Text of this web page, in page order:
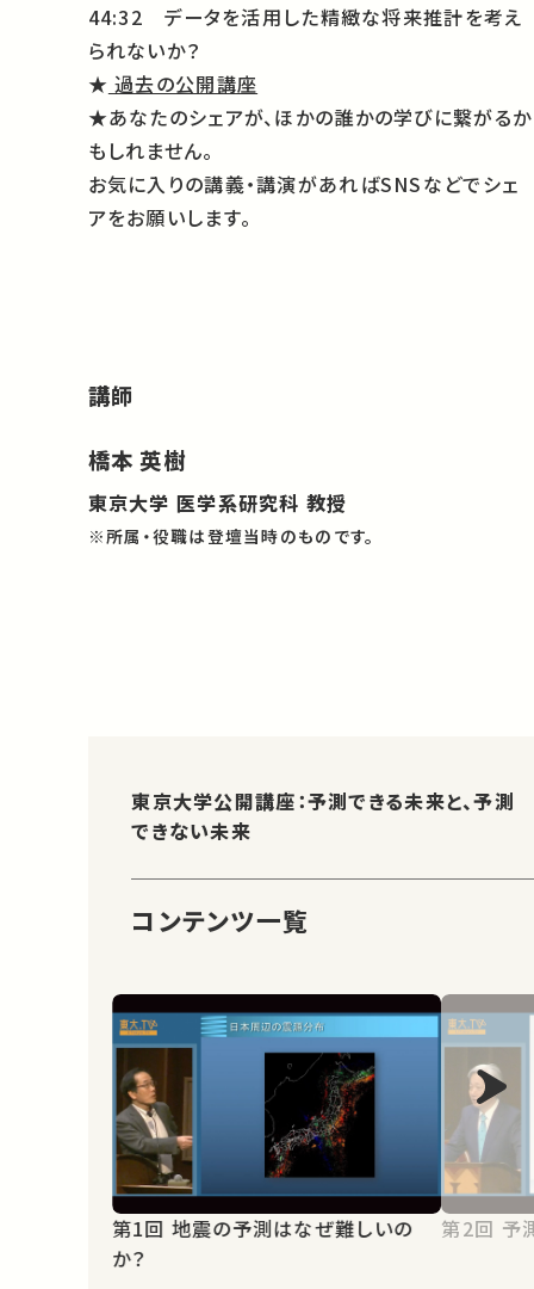
44:32 データを活用した精緻な将来推計を考え
られないか？
★ 過去の公開講座
★あなたのシェアが、ほかの誰かの学びに繋がるか
もしれません。
お気に入りの講義・講演があればSNSなどでシェ
アをお願いします。
講師
橋本 英樹
東京大学 医学系研究科 教授
※所属・役職は登壇当時のものです。
東京大学公開講座：予測できる未来と、予測
できない未来
コンテンツ一覧
第1回 地震の予測はなぜ難しいの
か？
第2